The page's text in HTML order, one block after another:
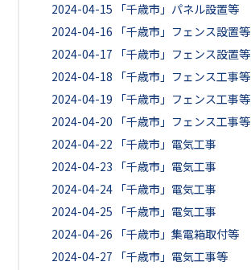
2024-04-15
「千歳市」パネル設置等
2024-04-16
「千歳市」フェンス設置等
2024-04-17
「千歳市」フェンス設置等
2024-04-18
「千歳市」フェンス工事等
2024-04-19
「千歳市」フェンス工事等
2024-04-20
「千歳市」フェンス工事等
2024-04-22
「千歳市」電気工事
2024-04-23
「千歳市」電気工事
2024-04-24 「千歳市」電気工事
2024-04-25
「千歳市」電気工事
2024-04-26
「千歳市」集電箱取付等
2024-04-27
「千歳市」電気工事等